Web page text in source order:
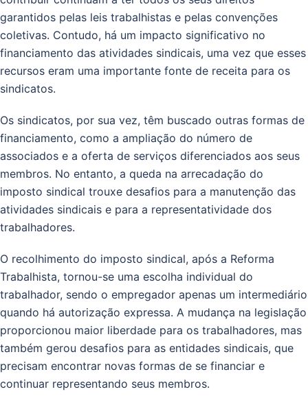
garantidos pelas leis trabalhistas e pelas convenções
coletivas. Contudo, há um impacto significativo no
financiamento das atividades sindicais, uma vez que esses
recursos eram uma importante fonte de receita para os
sindicatos.
Os sindicatos, por sua vez, têm buscado outras formas de
financiamento, como a ampliação do número de
associados e a oferta de serviços diferenciados aos seus
membros. No entanto, a queda na arrecadação do
imposto sindical trouxe desafios para a manutenção das
atividades sindicais e para a representatividade dos
trabalhadores.
O recolhimento do imposto sindical, após a Reforma
Trabalhista, tornou-se uma escolha individual do
trabalhador, sendo o empregador apenas um intermediário
quando há autorização expressa. A mudança na legislação
proporcionou maior liberdade para os trabalhadores, mas
também gerou desafios para as entidades sindicais, que
precisam encontrar novas formas de se financiar e
continuar representando seus membros.